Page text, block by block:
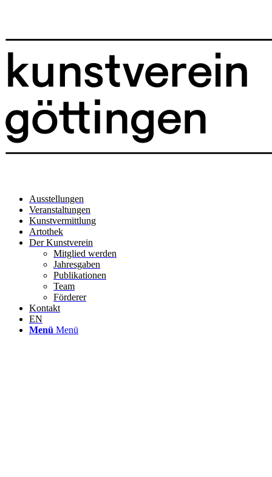
Ausstellungen
Veranstaltungen
Kunstvermittlung
Artothek
Der Kunstverein
Mitglied werden
Jahresgaben
Publikationen
Team
Förderer
Kontakt
EN
Menü Menü